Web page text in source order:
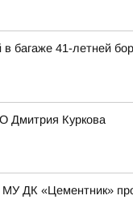
багаже 41-летней
Дмитрия Куркова
МУ ДК «Цементник»